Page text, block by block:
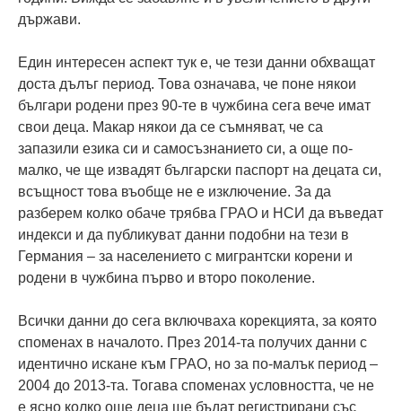
държави.
Един интересен аспект тук е, че тези данни обхващат
доста дълъг период. Това означава, че поне някои
българи родени през 90-те в чужбина сега вече имат
свои деца. Макар някои да се съмняват, че са
запазили езика си и самосъзнанието си, а още по-
малко, че ще извадят български паспорт на децата си,
всъщност това въобще не е изключение. За да
разберем колко обаче трябва ГРАО и НСИ да въведат
индекси и да публикуват данни подобни на тези в
Германия – за населението с мигрантски корени и
родени в чужбина първо и второ поколение.
Всички данни до сега включваха корекцията, за която
споменах в началото. През 2014-та получих данни с
идентично искане към ГРАО, но за по-малък период –
2004 до 2013-та. Тогава споменах условността, че не
е ясно колко още деца ще бъдат регистрирани със